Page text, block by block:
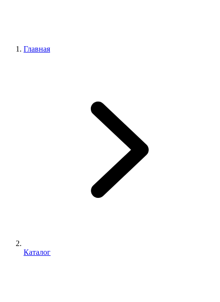
Главная
Каталог